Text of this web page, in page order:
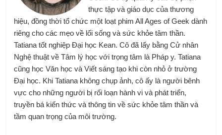
thực tập và giáo dục của thương
hiệu, đồng thời tổ chức một loạt phim All Ages of Geek dành
riêng cho các mẹo về lối sống và sức khỏe tâm thần.
Tatiana tốt nghiệp Đại học Kean. Cô đã lấy bằng Cử nhân
Nghệ thuật về Tâm lý học với trọng tâm là Pháp y. Tatiana
cũng học Văn học và Viết sáng tạo khi còn nhỏ ở trường
Đại học. Khi Tatiana không chụp ảnh, cô ấy là người bênh
vực cho những người bị rối loạn hành vi và phát triển,
truyền bá kiến ​​thức và thông tin về sức khỏe tâm thần và
tầm quan trọng của môi trường.